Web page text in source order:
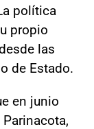
política
propio
las
de Estado.
en junio